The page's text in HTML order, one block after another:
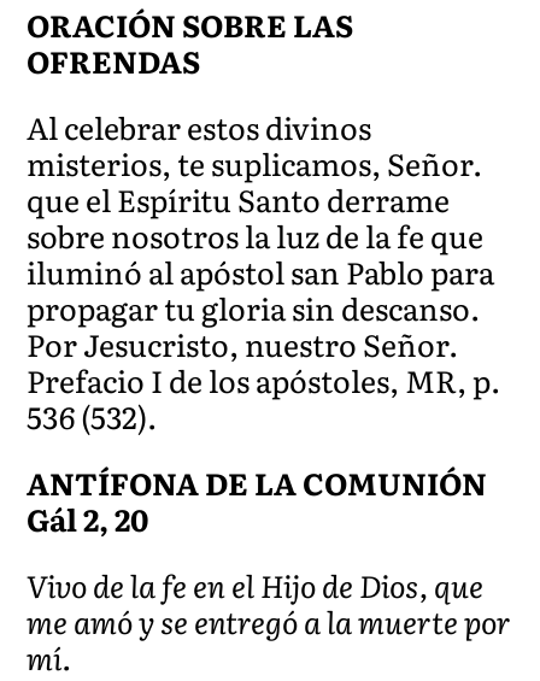
ORACIÓN SOBRE LAS
OFRENDAS
Al celebrar estos divinos
misterios, te suplicamos, Señor.
que el Espíritu Santo derrame
sobre nosotros la luz de la fe que
iluminó al apóstol san Pablo para
propagar tu gloria sin descanso.
Por Jesucristo, nuestro Señor.
Prefacio I de los apóstoles, MR, p.
536 (532).
ANTÍFONA DE LA COMUNIÓN
Gál 2, 20
Vivo de la fe en el Hijo de Dios, que
me amó y se entregó a la muerte por
mí.